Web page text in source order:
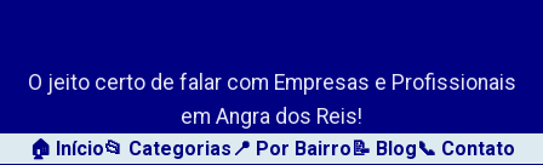
O jeito certo de falar com Empresas e Profissionais
em Angra dos Reis!
🏠 Início📂 Categorias 📍 Por Bairro📝 Blog📞 Contato